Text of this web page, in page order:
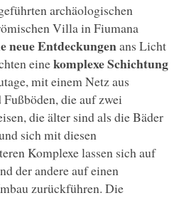
archäologischen
Villa in Fiumana
neue Entdeckungenans Licht
einekomplexe Schichtung
mit einem Netz aus
die auf zwei
die älter sind als die Bäder
sich mit diesen
Komplexe lassen sich auf
der andere auf einen
zurückführen. Die